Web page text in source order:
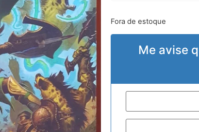
Fora de estoque
Me avise